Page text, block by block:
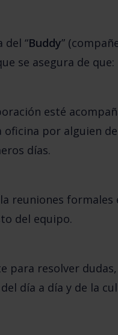
del “Buddy”
se asegura de que:
esté
oficina por alguien
días.
reuniones formales
del equipo.
para resolver
día a día y de la